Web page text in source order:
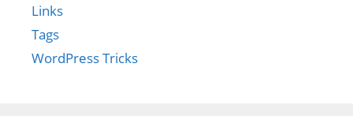
Links
Tags
WordPress Tricks